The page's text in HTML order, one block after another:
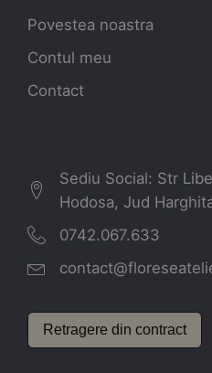
Povestea noastra
Contul meu
Contact
Sediu Social: Str
Hodosa, Jud
0742.067.633
Retragere din contract